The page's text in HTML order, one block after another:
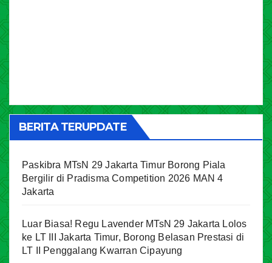
BERITA TERUPDATE
Paskibra MTsN 29 Jakarta Timur Borong Piala
Bergilir di Pradisma Competition 2026 MAN 4
Jakarta
Luar Biasa! Regu Lavender MTsN 29 Jakarta Lolos
ke LT III Jakarta Timur, Borong Belasan Prestasi di
LT II Penggalang Kwarran Cipayung